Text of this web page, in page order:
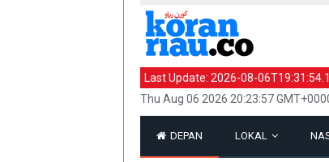
Last Update: 2026-08-
Thu Aug 06 2026 20:23:57
DEPAN LOKAL